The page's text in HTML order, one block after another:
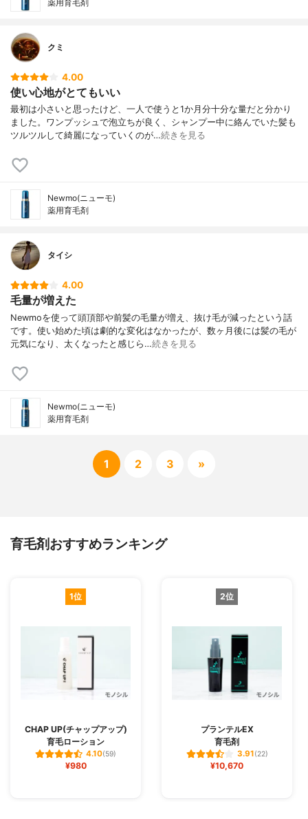
薬用育毛剤
クミ
4.00
使い心地がとてもいい
最初は小さいと思ったけど、一人で使うと1か月分十分な量だと分かり
ました。ワンプッシュで泡立ちが良く、シャンプー中に絡んでいた髪も
ツルツルして綺麗になっていくのが…続きを見る
Newmo(ニューモ)
薬用育毛剤
タイシ
4.00
毛量が増えた
Newmoを使って頭頂部や前髪の毛量が増え、抜け毛が減ったという話
です。使い始めた頃は劇的な変化はなかったが、数ヶ月後には髪の毛が
元気になり、太くなったと感じら…続きを見る
Newmo(ニューモ)
薬用育毛剤
1 2 3 »
育毛剤おすすめランキング
1位
CHAP UP(チャップアップ)
育毛ローション
4.10(59)
¥980
2位
プランテルEX
育毛剤
3.91(22)
¥10,670